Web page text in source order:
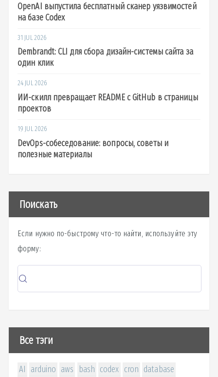
OpenAI выпустила бесплатный сканер уязвимостей
на базе Codex
31 JUL 2026
Dembrandt: CLI для сбора дизайн-системы сайта за
один клик
24 JUL 2026
ИИ-скилл превращает README с GitHub в страницы
проектов
19 JUL 2026
DevOps-собеседование: вопросы, советы и
полезные материалы
Поискать
Если нужно по-быстрому что-то найти, используйте эту
форму:
Все тэги
AI arduino aws bash codex cron database